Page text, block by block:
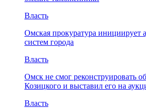
Власть
Омская прокуратура инициирует
систем города
Власть
Омск не смог реконструировать
Козицкого и выставил его на
Власть